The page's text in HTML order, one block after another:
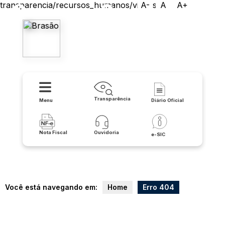
transparencia/recursos_humanos/videos
A- A A+
Menu Transparência Diário Oficial
Nota Fiscal Ouvidoria e-SIC
Você está navegando em: Home Erro 404